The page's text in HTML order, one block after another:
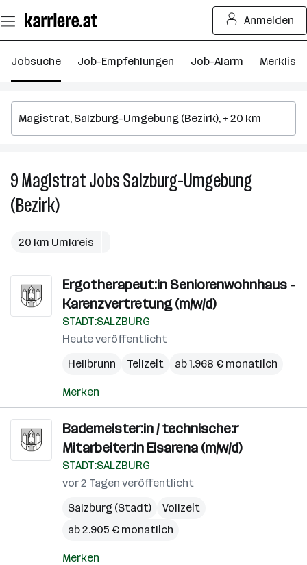
Seiteninhalt
springen
Anmelden
Jobsuche Job-Empfehlungen Job-Alarm Merkliste
9MagistratJobsSalzburg-Umgebung
(Bezirk)
20 km Umkreis
Ergotherapeut:in Seniorenwohnhaus -
Karenzvertretung (m/w/d)
STADT:SALZBURG
Heute veröffentlicht
Hellbrunn
Teilzeit ab 1.968 € monatlich
Merken
Bademeister:in / technische:r
Mitarbeiter:in Eisarena (m/w/d)
STADT:SALZBURG
vor 2 Tagen veröffentlicht
Salzburg (Stadt)
Vollzeit
ab 2.905 € monatlich
Merken